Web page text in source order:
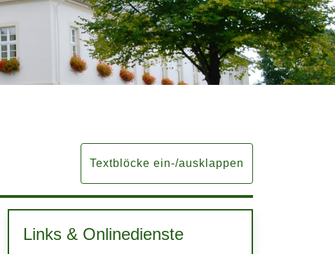
Textblöcke ein-/ausklappen
Links & Onlinedienste